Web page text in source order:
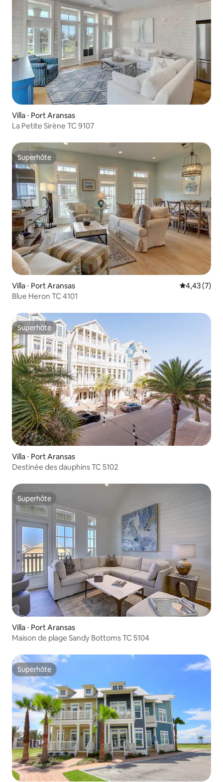
Villa ⋅ Port Aransas
La Petite Sirène TC 9107
Superhôte
Superhôte
Villa ⋅ Port Aransas Évaluation
4,43 (7)
Blue Heron TC 4101
Superhôte
Superhôte
Villa ⋅ Port Aransas
Destinée des dauphins TC 5102
Superhôte
Superhôte
Villa ⋅ Port Aransas
Maison de plage Sandy Bottoms TC 5104
Superhôte
Superhôte